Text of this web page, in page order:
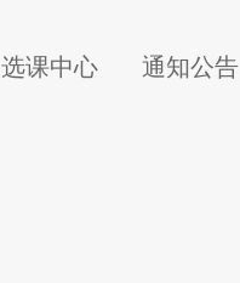
选课中心 通知公告